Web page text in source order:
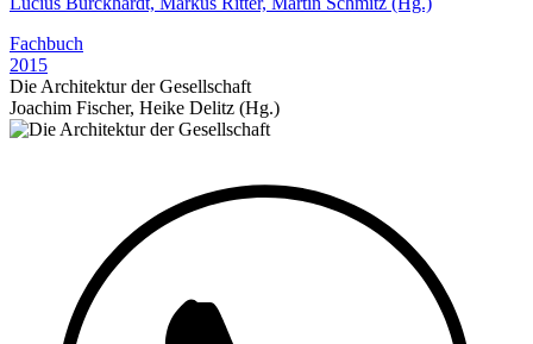
Fachbuch
2015
Die Architektur der Gesellschaft
Joachim Fischer, Heike Delitz (Hg.)